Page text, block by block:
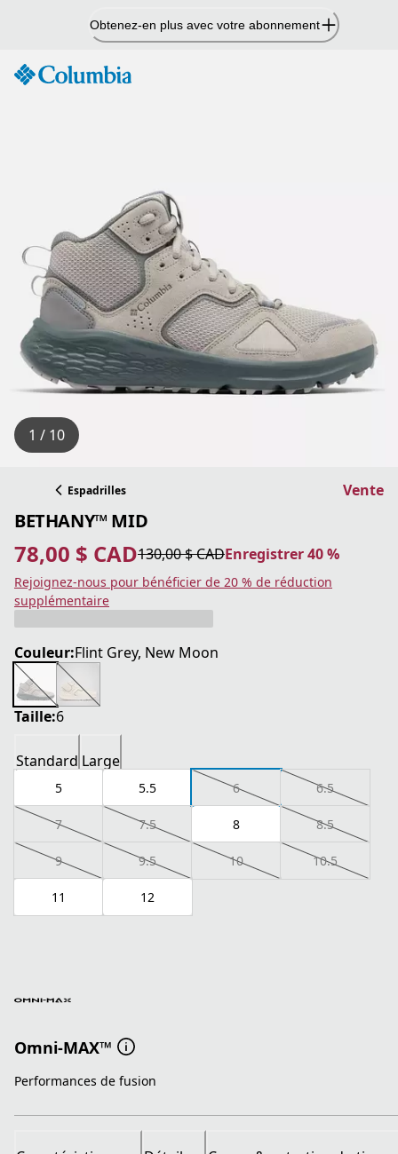
Obtenez-en plus avec votre abonnement
1 / 10
Espadrilles Vente
BETHANY™ MID
78,00 $ CAD
prix actuel 78,00 $ CAD130,00 $ CAD
prix original 130,00 $ CAD Enregistrer 40 %
Enregistrer 40 %
Rejoignez-nous pour bénéficier de 20 % de réduction
supplémentaire
Couleur:Flint Grey, New Moon
Taille:6
Standard Large
5 5.5 6 6.5
7 7.5 8 8.5
9 9.5 10 10.5
11 12
Omni-MAX™
Performances de fusion